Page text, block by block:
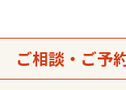
ご相談・ご予